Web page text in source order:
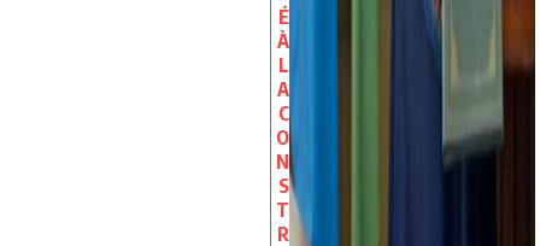
É
À
L
A
C
O
N
S
T
R